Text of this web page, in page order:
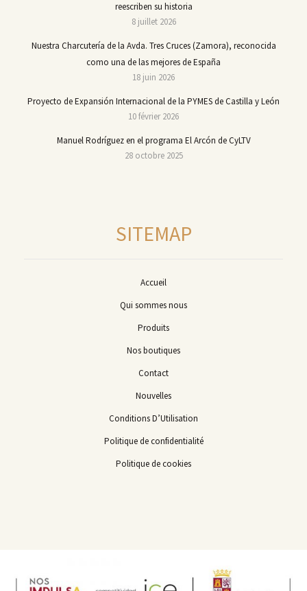
reescriben su historia
8 juillet 2026
Nuestra Charcutería de la Avda. Tres Cruces (Zamora), reconocida
como una de las mejores de España
18 juin 2026
Proyecto de Expansión Internacional de la PYMES de Castilla y León
10 février 2026
Manuel Rodríguez en el programa El Arcón de CyLTV
28 octobre 2025
SITEMAP
Accueil
Qui sommes nous
Produits
Nos boutiques
Contact
Nouvelles
Conditions D’Utilisation
Politique de confidentialité
Politique de cookies